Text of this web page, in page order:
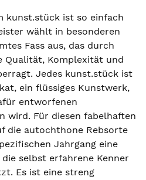
kunst.stück ist so einfach
wählt in besonderen
Fass aus, das durch
Qualität, Komplexität und
Jedes kunst.stück ist
ein flüssiges Kunstwerk,
entworfenen
wird. Für diesen fabelhaften
die autochthone Rebsorte
Jahrgang eine
selbst erfahrene Kenner
Es ist eine streng